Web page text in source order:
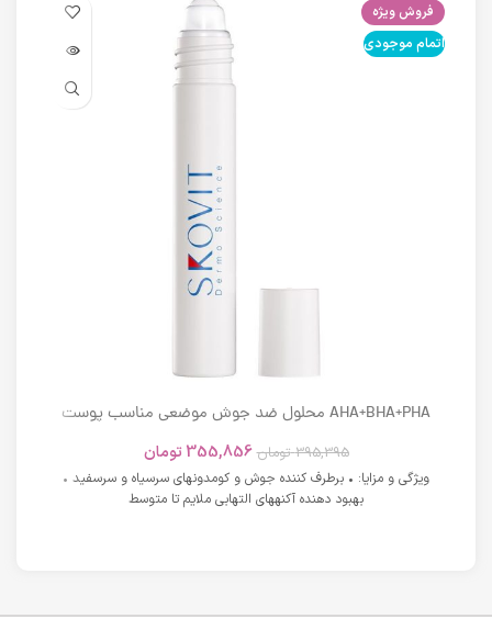
فروش ویژه
اتمام موجودی
AHA+BHA+PHA محلول ضد جوش موضعی مناسب پوست
395,395 تومان 355,856 تومان
ویژگی و مزایا: • برطرف کننده جوش و کومدونهای سرسیاه و سرسفید •
بهبود دهنده آکنههای التهابی ملایم تا متوسط